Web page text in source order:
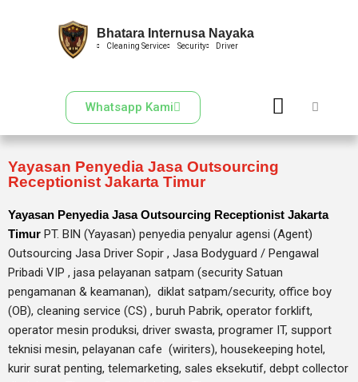
Bhatara Internusa Nayaka
Cleaning Service Security Driver
Whatsapp Kami
Yayasan Penyedia Jasa Outsourcing
Receptionist Jakarta Timur
Yayasan Penyedia Jasa Outsourcing Receptionist Jakarta
Timur PT. BIN (Yayasan) penyedia penyalur agensi (Agent)
Outsourcing Jasa Driver Sopir , Jasa Bodyguard / Pengawal
Pribadi VIP , jasa pelayanan satpam (security Satuan
pengamanan & keamanan), diklat satpam/security, office boy
(OB), cleaning service (CS) , buruh Pabrik, operator forklift,
operator mesin produksi, driver swasta, programer IT, support
teknisi mesin, pelayanan cafe (wiriters), housekeeping hotel,
kurir surat penting, telemarketing, sales eksekutif, debpt collector